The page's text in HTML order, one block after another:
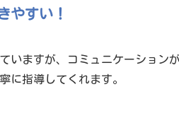
やすい！
いますが、コミュニケーション
に指導してくれます。